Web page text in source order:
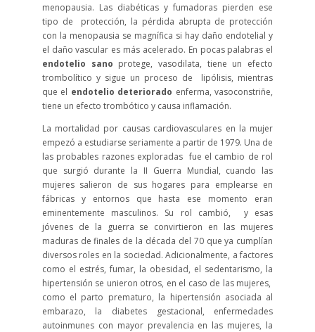
menopausia. Las diabéticas y fumadoras pierden ese
tipo de protección, la pérdida abrupta de protección
con la menopausia se magnífica si hay daño endotelial y
el daño vascular es más acelerado. En pocas palabras el
endotelio sano protege, vasodilata, tiene un efecto
trombolítico y sigue un proceso de lipólisis, mientras
que el endotelio deteriorado enferma, vasoconstriñe,
tiene un efecto trombótico y causa inflamación.
La mortalidad por causas cardiovasculares en la mujer
empezó a estudiarse seriamente a partir de 1979. Una de
las probables razones exploradas fue el cambio de rol
que surgió durante la II Guerra Mundial, cuando las
mujeres salieron de sus hogares para emplearse en
fábricas y entornos que hasta ese momento eran
eminentemente masculinos. Su rol cambió, y esas
jóvenes de la guerra se convirtieron en las mujeres
maduras de finales de la década del 70 que ya cumplían
diversos roles en la sociedad. Adicionalmente, a factores
como el estrés, fumar, la obesidad, el sedentarismo, la
hipertensión se unieron otros, en el caso de las mujeres,
como el parto prematuro, la hipertensión asociada al
embarazo, la diabetes gestacional, enfermedades
autoinmunes con mayor prevalencia en las mujeres, la